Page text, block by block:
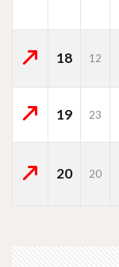
18
12
19 23
20
20